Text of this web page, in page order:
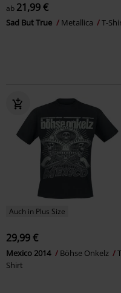
ab 21,99 €
Sad But True Metallica T-
Auch in Plus Size
29,99 €
Mexico 2014 Böhse Onkelz
Shirt